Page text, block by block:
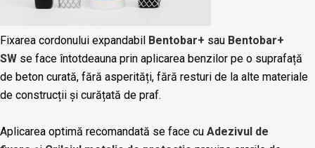
Fixarea cordonului expandabil Bentobar+ sau Bentobar+
SW se face întotdeauna prin aplicarea benzilor pe o suprafață
de beton curată, fără asperități, fără resturi de la alte materiale
de construcții și curățată de praf.
Aplicarea optimă recomandată se face cu Adezivul de